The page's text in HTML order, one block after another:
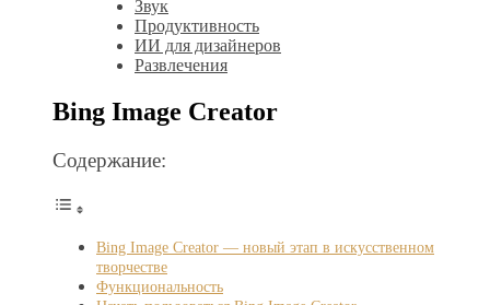
Звук
Продуктивность
ИИ для дизайнеров
Развлечения
Bing Image Creator
Содержание:
Bing Image Creator — новый этап в искусственном
творчестве
Функциональность